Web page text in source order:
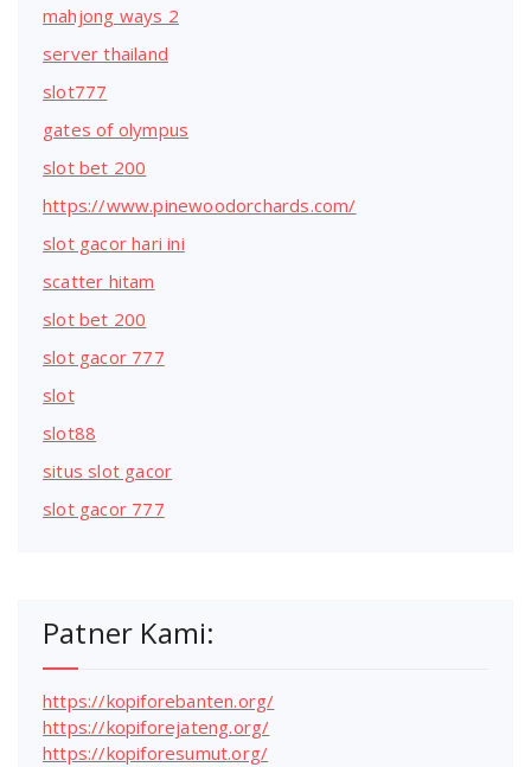
mahjong ways 2
server thailand
slot777
gates of olympus
slot bet 200
https://www.pinewoodorchards.com/
slot gacor hari ini
scatter hitam
slot bet 200
slot gacor 777
slot
slot88
situs slot gacor
slot gacor 777
Patner Kami:
https://kopiforebanten.org/
https://kopiforejateng.org/
https://kopiforesumut.org/